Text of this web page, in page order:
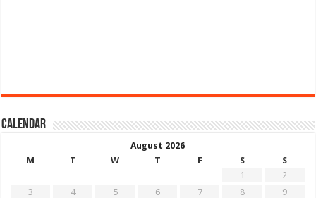
Calendar
August 2026
M
T W T F S
S
1
2
3
4 5 6 7 8
9